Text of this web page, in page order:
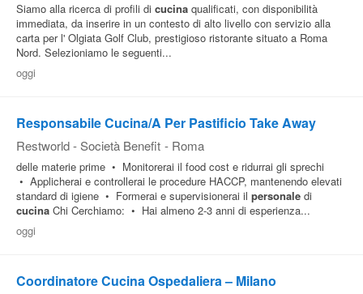
Siamo alla ricerca di profili di cucina qualificati, con disponibilità
immediata, da inserire in un contesto di alto livello con servizio alla
carta per l' Olgiata Golf Club, prestigioso ristorante situato a Roma
Nord. Selezioniamo le seguenti...
oggi
Responsabile Cucina/A Per Pastificio Take Away
Restworld - Società Benefit - Roma
delle materie prime • Monitorerai il food cost e ridurrai gli sprechi
• Applicherai e controllerai le procedure HACCP, mantenendo elevati
standard di igiene • Formerai e supervisionerai il personale di
cucina Chi Cerchiamo: • Hai almeno 2-3 anni di esperienza...
oggi
Coordinatore Cucina Ospedaliera – Milano